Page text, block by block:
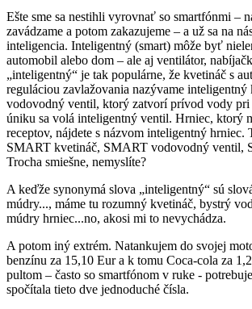
Ešte sme sa nestihli vyrovnať so smartfónmi –
zavádzame a potom zakazujeme – a už sa na
inteligencia. Inteligentný (smart) môže byť
automobil alebo dom – ale aj ventilátor,
„inteligentný“ je tak populárne, že kvetináč s
reguláciou zavlažovania nazývame inteligentný
vodovodný ventil, ktorý zatvorí prívod vody pri
úniku sa volá inteligentný ventil. Hrniec, ktorý
receptov, nájdete s názvom inteligentný hrniec.
SMART kvetináč, SMART vodovodný ventil,
Trocha smiešne, nemyslíte?
A keďže synonymá slova „inteligentný“ sú
múdry..., máme tu rozumný kvetináč, bystrý
múdry hrniec...no, akosi mi to nevychádza.
A potom iný extrém. Natankujem do svojej
benzínu za 15,10 Eur a k tomu Coca-cola za
pultom – často so smartfónom v ruke -
spočítala tieto dve jednoduché čísla.